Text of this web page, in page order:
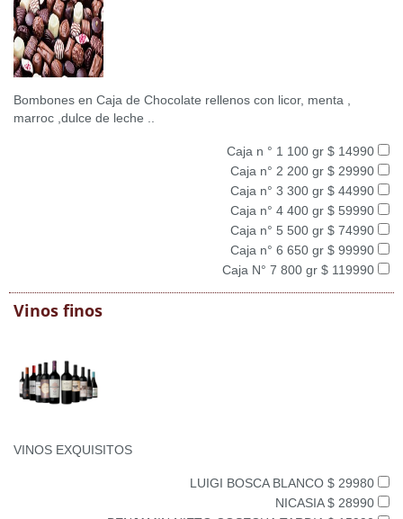
Bombones en Caja de Chocolate rellenos con licor, menta ,
marroc ,dulce de leche ..
Caja n ° 1 100 gr $ 14990
Caja n° 2 200 gr $ 29990
Caja n° 3 300 gr $ 44990
Caja n° 4 400 gr $ 59990
Caja n° 5 500 gr $ 74990
Caja n° 6 650 gr $ 99990
Caja N° 7 800 gr $ 119990
Vinos finos
VINOS EXQUISITOS
LUIGI BOSCA BLANCO $ 29980
NICASIA $ 28990